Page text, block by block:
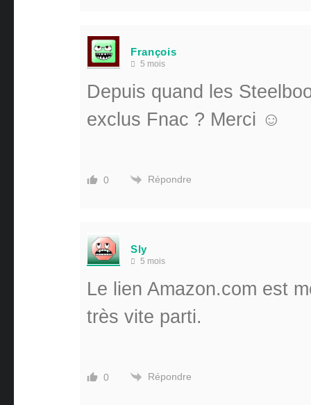
François
5 mois
Depuis quand les
exclus Fnac ? Merci ☺️
0 Répondre
Sly
5 mois
Le lien Amazon.com est
très vite parti.
0 Répondre